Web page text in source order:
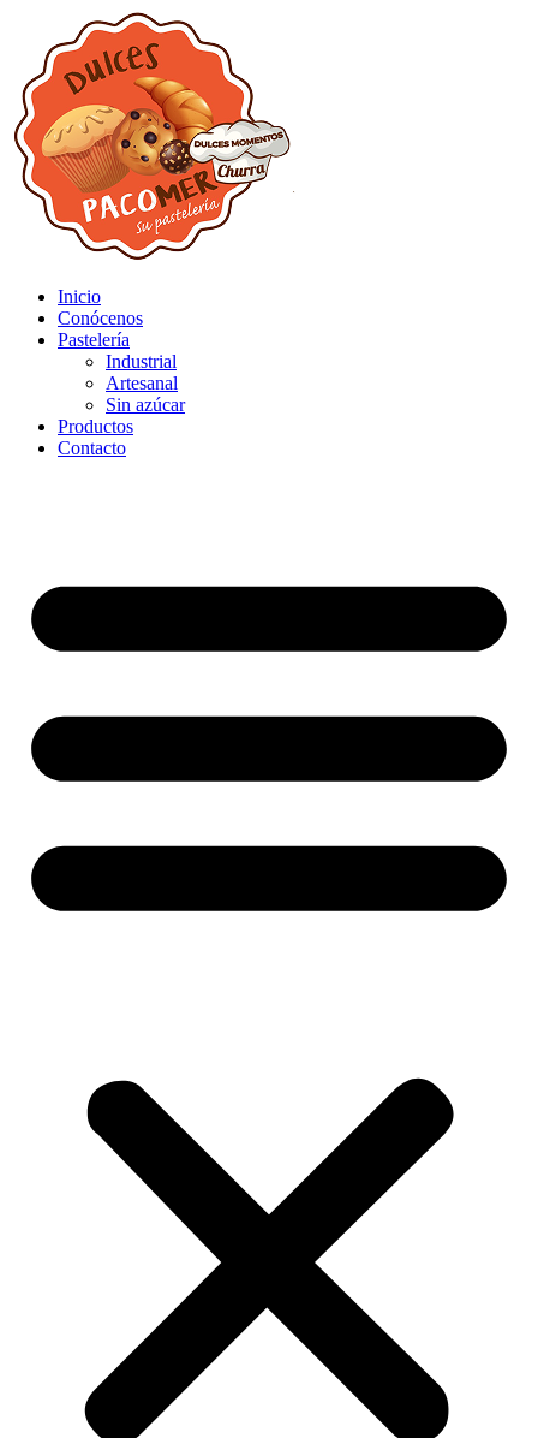
Inicio
Conócenos
Pastelería
Industrial
Artesanal
Sin azúcar
Productos
Contacto